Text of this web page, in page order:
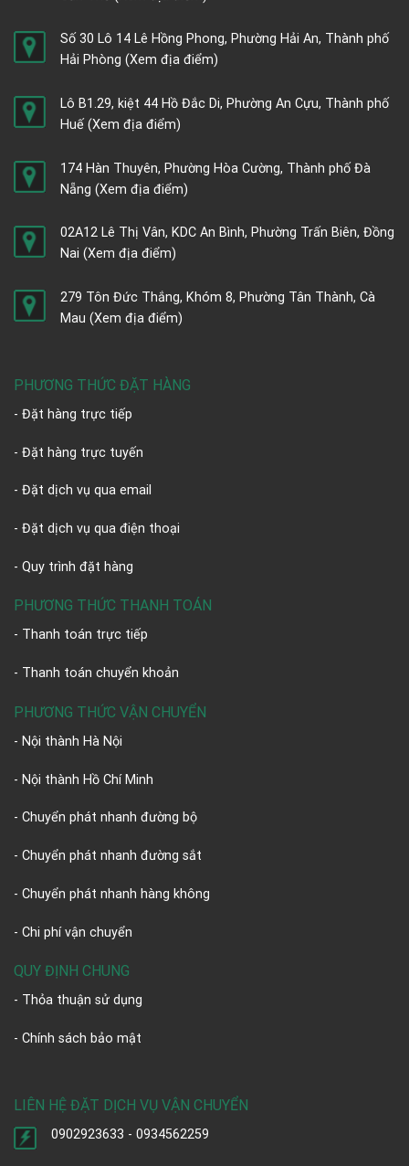
Số 30 Lô 14 Lê Hồng Phong, Phường Hải An, Thành phố
Hải Phòng (Xem địa điểm)
Lô B1.29, kiệt 44 Hồ Đắc Di, Phường An Cựu, Thành phố
Huế (Xem địa điểm)
174 Hàn Thuyên, Phường Hòa Cường, Thành phố Đà
Nẵng (Xem địa điểm)
02A12 Lê Thị Vân, KDC An Bình, Phường Trấn Biên, Đồng
Nai (Xem địa điểm)
279 Tôn Đức Thắng, Khóm 8, Phường Tân Thành, Cà
Mau (Xem địa điểm)
PHƯƠNG THỨC ĐẶT HÀNG
- Đặt hàng trực tiếp
- Đặt hàng trực tuyến
- Đặt dịch vụ qua email
- Đặt dịch vụ qua điện thoại
- Quy trình đặt hàng
PHƯƠNG THỨC THANH TOÁN
- Thanh toán trực tiếp
- Thanh toán chuyển khoản
PHƯƠNG THỨC VẬN CHUYỂN
- Nội thành Hà Nội
- Nội thành Hồ Chí Minh
- Chuyển phát nhanh đường bộ
- Chuyển phát nhanh đường sắt
- Chuyển phát nhanh hàng không
- Chi phí vận chuyển
QUY ĐỊNH CHUNG
- Thỏa thuận sử dụng
- Chính sách bảo mật
LIÊN HỆ ĐẶT DỊCH VỤ VẬN CHUYỂN
0902923633 - 0934562259